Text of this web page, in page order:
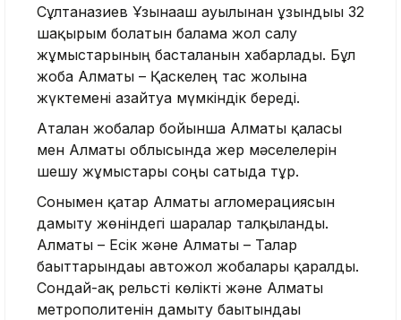
Сұлтанғазиев Ұзынағаш ауылынан ұзындығы 32
шақырым болатын балама жол салу
жұмыстарының басталғанын хабарлады. Бұл
жоба Алматы – Қаскелең тас жолына
жүктемені азайтуға мүмкіндік береді.
Аталған жобалар бойынша Алматы қаласы
мен Алматы облысында жер мәселелерін
шешу жұмыстары соңғы сатыда тұр.
Сонымен қатар Алматы агломерациясын
дамыту жөніндегі шаралар талқыланды.
Алматы – Есік және Алматы – Талғар
бағыттарындағы автожол жобалары қаралды.
Сондай-ақ рельсті көлікті және Алматы
метрополитенін дамыту бағытындағы